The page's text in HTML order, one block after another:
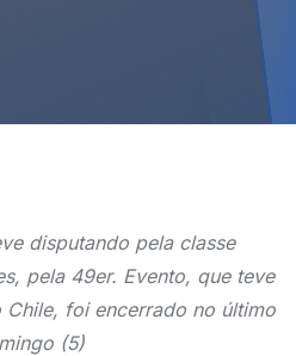
disputando pela classe
pela 49er. Evento, que teve
Chile, foi encerrado no último
(5)